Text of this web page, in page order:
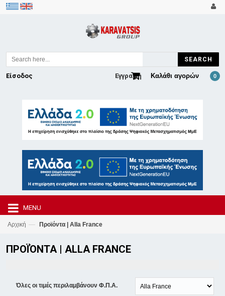
SEARCH
Καλάθι αγορών 0
Εγγραφή
Είσοδος
MENU
Αρχική — Προϊόντα | Alla France
ΠΡΟΪΌΝΤΑ | ALLA FRANCE
Όλες οι τιμές περιλαμβάνουν Φ.Π.Α.